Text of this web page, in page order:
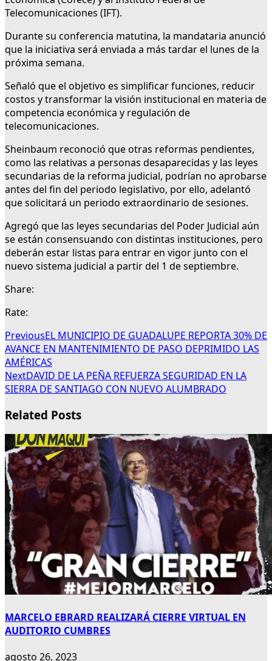
Telecomunicaciones (IFT).
Durante su conferencia matutina, la mandataria anunció
que la iniciativa será enviada a más tardar el lunes de la
próxima semana.
Señaló que el objetivo es simplificar funciones, reducir
costos y transformar la visión institucional en materia de
competencia económica y regulación de
telecomunicaciones.
Sheinbaum reconoció que otras reformas pendientes,
como las relativas a personas desaparecidas y las leyes
secundarias de la reforma judicial, podrían no aprobarse
antes del fin del periodo legislativo, por ello, adelantó
que solicitará un periodo extraordinario de sesiones.
Agregó que las leyes secundarias del Poder Judicial aún
se están consensuando con distintas instituciones, pero
deberán estar listas para entrar en vigor junto con el
nuevo sistema judicial a partir del 1 de septiembre.
Share:
Rate:
PreviousEL MUNICIPIO DE GUADALUPE REPORTA 30% DE
AVANCE EN MANTENIMIENTO DE PASO DEPRIMIDO LAS
AMÉRICAS
NextDAVID DE LA PEÑA REFUERZA SEGURIDAD EN LA
SIERRA DE SANTIAGO CON NUEVO ALUMBRADO
Related Posts
MARCELO EBRARD REALIZARÁ CIERRE VIRTUAL EN
AUDITORIO CUMBRES
agosto 26, 2023